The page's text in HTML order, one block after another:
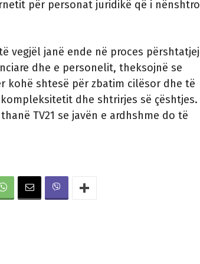
për personat juridikë që i
vegjël janë ende në proces
dhe e personelit, theksojnë se
kohë shtesë për zbatim cilësor dhe të
dhe shtrirjes së çështjes.
TV21 se javën e ardhshme do të